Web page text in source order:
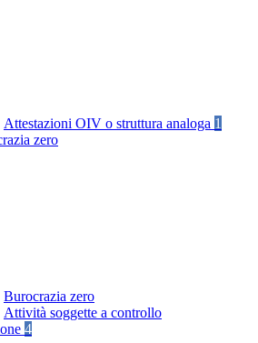
Attestazioni OIV o struttura analoga 1
zero
Burocrazia zero
Attività soggette a controllo
4